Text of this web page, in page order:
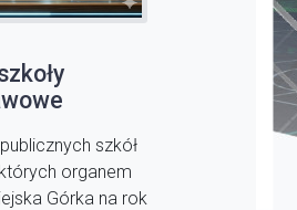
szkół
organem
Górka na rok